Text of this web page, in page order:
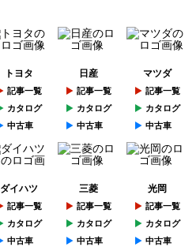
トヨタ
記事一覧
カタログ
中古車
日産
記事一覧
カタログ
中古車
マツダ
記事一覧
カタログ
中古車
ダイハツ
記事一覧
カタログ
中古車
三菱
記事一覧
カタログ
中古車
光岡
記事一覧
カタログ
中古車